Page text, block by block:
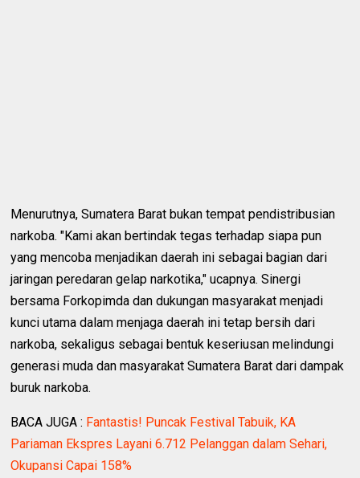
Menurutnya, Sumatera Barat bukan tempat pendistribusian
narkoba. "Kami akan bertindak tegas terhadap siapa pun
yang mencoba menjadikan daerah ini sebagai bagian dari
jaringan peredaran gelap narkotika," ucapnya. Sinergi
bersama Forkopimda dan dukungan masyarakat menjadi
kunci utama dalam menjaga daerah ini tetap bersih dari
narkoba, sekaligus sebagai bentuk keseriusan melindungi
generasi muda dan masyarakat Sumatera Barat dari dampak
buruk narkoba.
BACA JUGA : Fantastis! Puncak Festival Tabuik, KA
Pariaman Ekspres Layani 6.712 Pelanggan dalam Sehari,
Okupansi Capai 158%